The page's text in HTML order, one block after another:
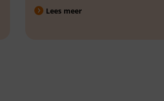
Lees meer